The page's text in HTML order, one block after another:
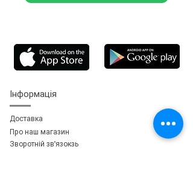
Інформація
Доставка
Про наш магазин
Зворотній зв'язокзь